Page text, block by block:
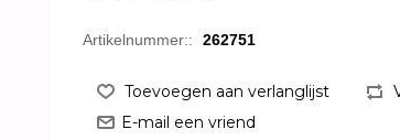
Artikelnummer:: 262751